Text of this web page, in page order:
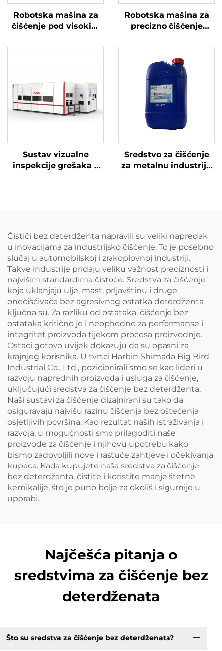
Robotska mašina za
čišćenje pod visokim
Robotska mašina za
precizno čišćenje
tlakom
Sustav vizualne
inspekcije grešaka –
Sredstvo za čišćenje
za metalnu industriju
Čističi bez deterdženta napravili su veliki napredak
u inovacijama za industrijsko čišćenje. To je posebno
slučaj u automobilskoj i zrakoplovnoj industriji.
Takve industrije pridaju veliku važnost preciznosti i
najvišim standardima čistoće. Sredstva za čišćenje
koja uklanjaju ulje, mast, prljavštinu i druge
onečišćivače bez agresivnog ostatka deterdženta
ključna su. Za razliku od ostataka, čišćenje bez
ostataka kritično je i neophodno za performanse i
integritet proizvoda tijekom procesa proizvodnje.
Ostaci gotovo uvijek dokazuju da su opasni za
krajnjeg korisnika. U tvrtci Harbin Shimada Big Bird
Industrial Co., Ltd., pozicionirali smo se kao lideri u
razvoju naprednih proizvoda i usluga za čišćenje,
uključujući sredstva za čišćenje bez deterdženta.
Naši sustavi za čišćenje dizajnirani su tako da
osiguravaju najvišu razinu čišćenja bez oštećenja
osjetljivih površina. Kao rezultat naših istraživanja i
razvoja, u mogućnosti smo prilagoditi naše
proizvode za čišćenje i njihovu upotrebu kako
bismo zadovoljili nove i rastuće zahtjeve i očekivanja
kupaca. Kada kupujete naša sredstva za čišćenje
bez deterdženta, čistite i koristite manje štetne
kemikalije, što je puno bolje za okoliš i sigurnije u
uporabi.
Najčešća pitanja o
sredstvima za čišćenje bez
deterdženata
Što su sredstva za čišćenje bez deterdženata?